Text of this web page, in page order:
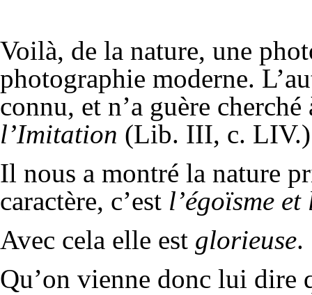
Voilà, de la nature, une
photographie moderne.
connu, et n’a guère cherché
l’Imitation (Lib. III, c.
Il nous a montré la nature
caractère, c’est l’égoïsme
Avec cela elle est glorieuse.
Qu’on vienne donc lui dire